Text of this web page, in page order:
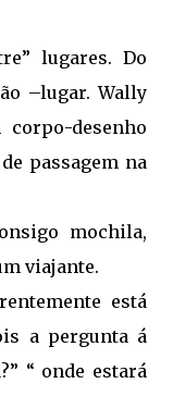
lugares. Do
–lugar. Wally
desenho
passagem na
mochila,
viajante.
está
a pergunta á
“ onde estará